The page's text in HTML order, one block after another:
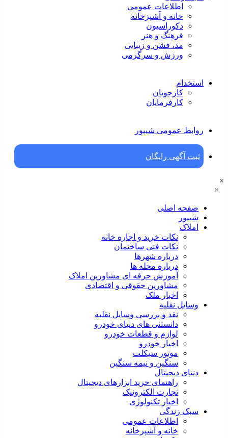
اطلاعات عمومی
خانه و آشپزخانه
دکوراسیون
فرهنگ و هنر
مد، فشن و زیبایی
ورزش و سرگرمی
استخدام
کارجویان
کارفرمایان
روابط عمومی شیپور
ثبت آگهی رایگان
×
×
صفحه اصلی
شیپور
املاک
نکات خرید و اجاره خانه
نکات فنی ساختمان
درباره شهرها
درباره محله ها
آموزش حرفه ای مشاورین املاک
مشاورین حقوقی و اقتصادی
اخبار ملک
وسایل نقلیه
نقد و بررسی وسایل نقلیه
دانستنی های دنیای خودرو
لوازم و قطعات خودرو
اخبار خودرو
موتور سیکلت
سنگین و نیمه سنگین
دنیای دیجیتال
راهنمای خرید ابزارهای دیجیتال
تجارت الکترونیک
اخبار تکنولوژی
سبک زندگی
اطلاعات عمومی
خانه و آشپزخانه